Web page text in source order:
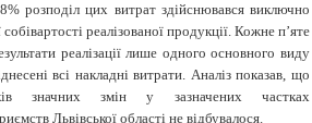
розподіл цих витрат здійснювався виключно
реалізованої продукції. Кожне п’яте
реалізації лише одного основного виду
всі накладні витрати. Аналіз показав, що
значних змін у зазначених частках
Львівської області не відбувалося.